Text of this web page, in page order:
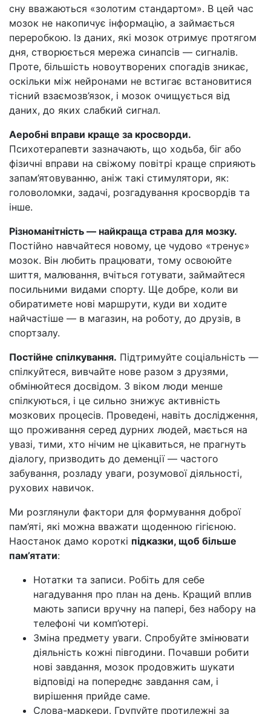
сну вважаються «золотим стандартом». В цей час
мозок не накопичує інформацію, а займається
переробкою. Із даних, які мозок отримує протягом
дня, створюється мережа синапсів — сигналів.
Проте, більшість новоутворених спогадів зникає,
оскільки між нейронами не встигає встановитися
тісний взаємозв’язок, і мозок очищується від
даних, до яких слабкий сигнал.
Аеробні вправи краще за кросворди.
Психотерапевти зазначають, що ходьба, біг або
фізичні вправи на свіжому повітрі краще сприяють
запам’ятовуванню, аніж такі стимулятори, як:
головоломки, задачі, розгадування кросвордів та
інше.
Різноманітність — найкраща страва для мозку.
Постійно навчайтеся новому, це чудово «тренує»
мозок. Він любить працювати, тому освоюйте
шиття, малювання, вчіться готувати, займайтеся
посильними видами спорту. Ще добре, коли ви
обиратимете нові маршрути, куди ви ходите
найчастіше — в магазин, на роботу, до друзів, в
спортзалу.
Постійне спілкування. Підтримуйте соціальність —
спілкуйтеся, вивчайте нове разом з друзями,
обмінюйтеся досвідом. З віком люди менше
спілкуються, і це сильно знижує активність
мозкових процесів. Проведені, навіть дослідження,
що проживання серед дурних людей, мається на
увазі, тими, хто нічим не цікавиться, не прагнуть
діалогу, призводить до деменції — частого
забування, розладу уваги, розумової діяльності,
рухових навичок.
Ми розглянули фактори для формування доброї
пам’яті, які можна вважати щоденною гігієною.
Наостанок дамо короткі підказки, щоб більше
пам’ятати:
Нотатки та записи. Робіть для себе
нагадування про план на день. Кращий вплив
мають записи вручну на папері, без набору на
телефоні чи комп’ютері.
Зміна предмету уваги. Спробуйте змінювати
діяльність кожні півгодини. Почавши робити
нові завдання, мозок продовжить шукати
відповіді на попереднє завдання сам, і
вирішення прийде саме.
Слова-маркери. Групуйте протилежні за